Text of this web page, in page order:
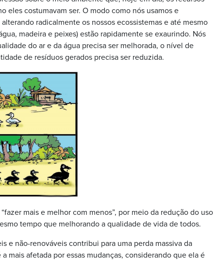
eles costumavam ser. O modo como nós usamos e
radicalmente os nossos ecossistemas e até mesmo
madeira e peixes) estão rapidamente se exaurindo. Nós
do ar e da água precisa ser melhorada, o nível de
de resíduos gerados precisa ser reduzida.
mais e melhor com menos”, por meio da redução do uso
tempo que melhorando a qualidade de vida de todos.
e não-renováveis contribui para uma perda massiva da
mais afetada por essas mudanças, considerando que ela é